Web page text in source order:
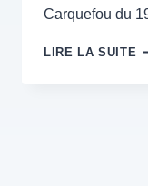
Carquefou du
LIRE LA SUITE